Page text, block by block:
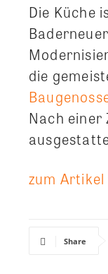
Die Küche
die
Nach
zum Artikel
Share